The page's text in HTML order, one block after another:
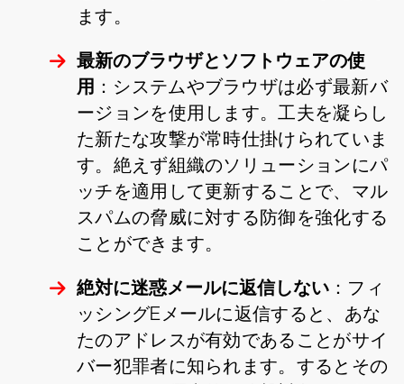
ます。
最新のブラウザとソフトウェアの使
用 ：システムやブラウザは必ず最新バ
ージョンを使用します。工夫を凝らし
た新たな攻撃が常時仕掛けられていま
す。絶えず組織のソリューションにパ
ッチを適用して更新することで、マル
スパムの脅威に対する防御を強化する
ことができます。
絶対に迷惑メールに返信しない ：フィ
ッシングEメールに返信すると、あな
たのアドレスが有効であることがサイ
バー犯罪者に知られます。するとその